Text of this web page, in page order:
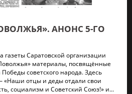
АНОНС 5-ГО
газеты Саратовской организации
материалы, посвящённые
советского народа. Здесь
«Наши отцы и деды отдали свои
социализм и Советский Союз!» и...